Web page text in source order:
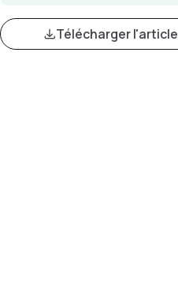
Télécharger l'article